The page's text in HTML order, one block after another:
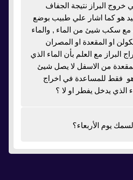
البراز نتيجة الجفاف
هو كما اشار علي طبيب بوضع
سكب شيئ من الماء , والماء
او المقعدة او المصران
البراز مع العلم بأن الماء الذي
من الاسفل لا يصل شيئ
فقط للمساعدة في اخراج
الذي يدخل يفطر او لا ؟
يوم الأربعاء؟